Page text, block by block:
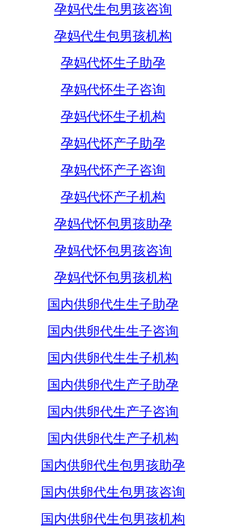
孕妈代生包男孩咨询
孕妈代生包男孩机构
孕妈代怀生子助孕
孕妈代怀生子咨询
孕妈代怀生子机构
孕妈代怀产子助孕
孕妈代怀产子咨询
孕妈代怀产子机构
孕妈代怀包男孩助孕
孕妈代怀包男孩咨询
孕妈代怀包男孩机构
国内供卵代生生子助孕
国内供卵代生生子咨询
国内供卵代生生子机构
国内供卵代生产子助孕
国内供卵代生产子咨询
国内供卵代生产子机构
国内供卵代生包男孩助孕
国内供卵代生包男孩咨询
国内供卵代生包男孩机构